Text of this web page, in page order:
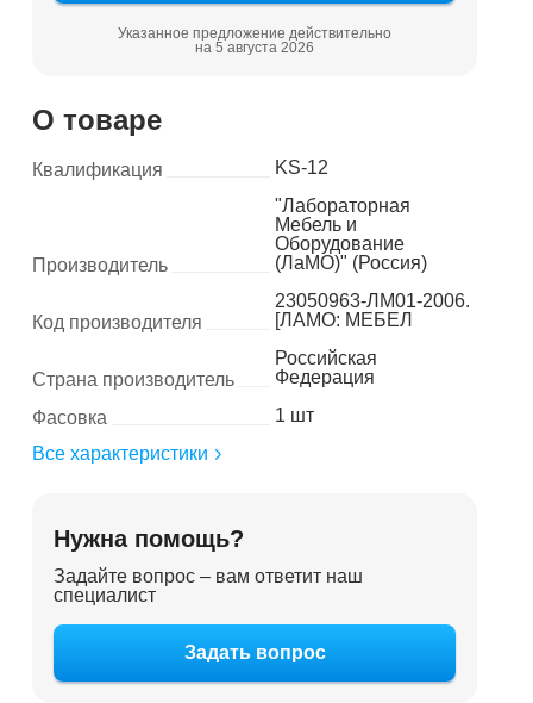
Указанное предложение действительно
на 5 августа 2026
О товаре
Квалификация KS-12
Производитель
"Лабораторная
Мебель и
Оборудование
(ЛаМО)" (Россия)
Код производителя
23050963-ЛМ01-2006.
[ЛАМО: МЕБЕЛ
Страна производитель
Российская
Федерация
Фасовка
1 шт
Все характеристики
Нужна помощь?
Задайте вопрос – вам ответит наш
специалист
Задать вопрос